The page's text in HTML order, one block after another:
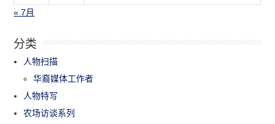
« 7月
分类
人物扫描
华裔媒体工作者
人物特写
农场访谈系列